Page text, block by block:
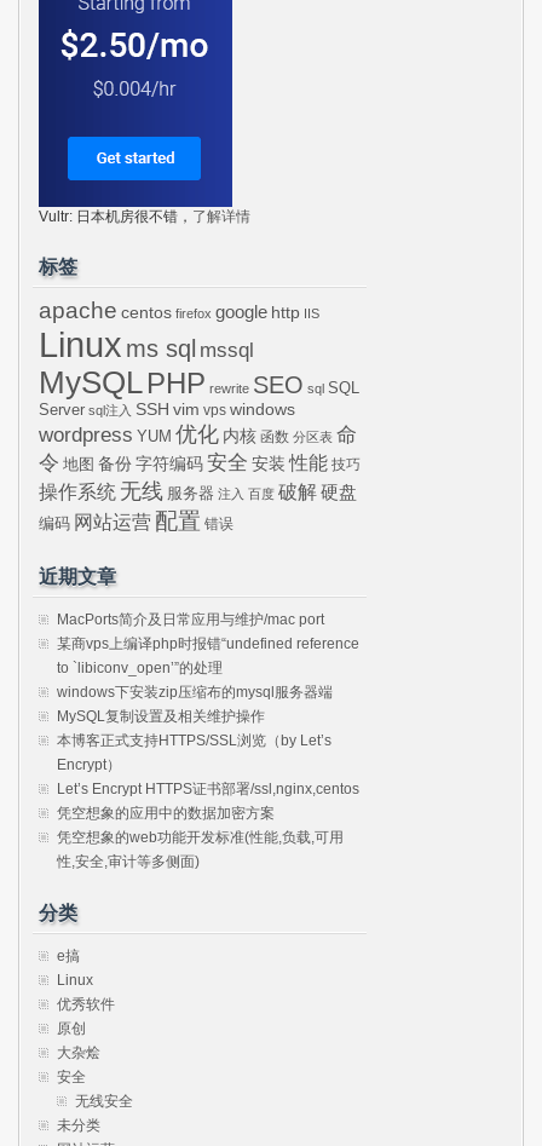
Vultr: 日本机房很不错， 了解详情
标签
apache centos firefox google http IIS
Linux ms sql mssql
MySQLPHP rewrite SEO sql SQL
Server sql注入 SSH vim vps windows
wordpress YUM 优化 内核 函数 分区表 命
令 地图 备份 字符编码 安全 安装 性能 技巧
操作系统 无线 服务器 注入 百度 破解硬盘
编码 网站运营 配置 错误
近期文章
MacPorts简介及日常应用与维护/mac port
某商vps上编译php时报错“undefined reference
to `libiconv_open’”的处理
windows下安装zip压缩布的mysql服务器端
MySQL复制设置及相关维护操作
本博客正式支持HTTPS/SSL浏览（by Let’s
Encrypt）
Let’s Encrypt HTTPS证书部署/ssl,nginx,centos
凭空想象的应用中的数据加密方案
凭空想象的web功能开发标准(性能,负载,可用
性,安全,审计等多侧面)
分类
e搞
Linux
优秀软件
原创
大杂烩
安全
无线安全
未分类